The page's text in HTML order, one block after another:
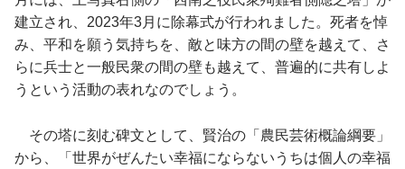
建立され、2023年3月に除幕式が行われました。死者を悼
み、平和を願う気持ちを、敵と味方の間の壁を越えて、さ
らに兵士と一般民衆の間の壁も越えて、普遍的に共有しよ
うという活動の表れなのでしょう。
その塔に刻む碑文として、賢治の「農民芸術概論綱要」
から、「世界がぜんたい幸福にならないうちは個人の幸福